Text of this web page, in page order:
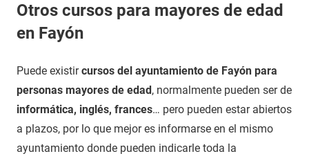
Otros cursos para mayores de edad
en Fayón
Puede existircursos del ayuntamiento de Fayón para
personas mayores de edad, normalmente pueden ser de
informática, inglés, frances… pero pueden estar abiertos
a plazos, por lo que mejor es informarse en el mismo
ayuntamiento donde pueden indicarle toda la